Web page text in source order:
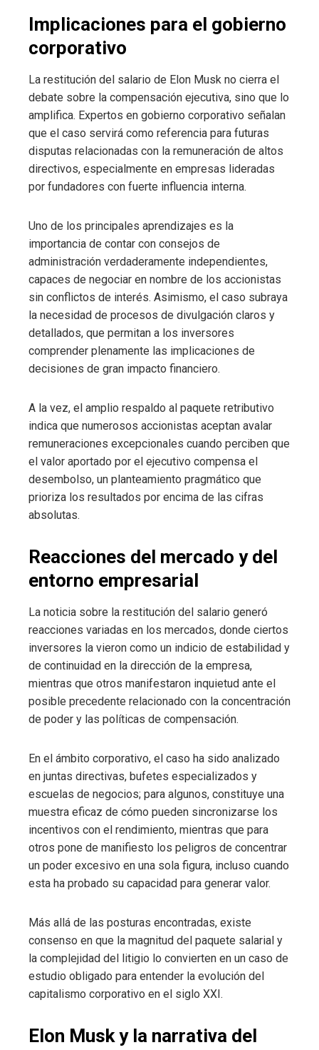
Implicaciones para el gobierno
corporativo
La restitución del salario de Elon Musk no cierra el
debate sobre la compensación ejecutiva, sino que lo
amplifica. Expertos en gobierno corporativo señalan
que el caso servirá como referencia para futuras
disputas relacionadas con la remuneración de altos
directivos, especialmente en empresas lideradas
por fundadores con fuerte influencia interna.
Uno de los principales aprendizajes es la
importancia de contar con consejos de
administración verdaderamente independientes,
capaces de negociar en nombre de los accionistas
sin conflictos de interés. Asimismo, el caso subraya
la necesidad de procesos de divulgación claros y
detallados, que permitan a los inversores
comprender plenamente las implicaciones de
decisiones de gran impacto financiero.
A la vez, el amplio respaldo al paquete retributivo
indica que numerosos accionistas aceptan avalar
remuneraciones excepcionales cuando perciben que
el valor aportado por el ejecutivo compensa el
desembolso, un planteamiento pragmático que
prioriza los resultados por encima de las cifras
absolutas.
Reacciones del mercado y del
entorno empresarial
La noticia sobre la restitución del salario generó
reacciones variadas en los mercados, donde ciertos
inversores la vieron como un indicio de estabilidad y
de continuidad en la dirección de la empresa,
mientras que otros manifestaron inquietud ante el
posible precedente relacionado con la concentración
de poder y las políticas de compensación.
En el ámbito corporativo, el caso ha sido analizado
en juntas directivas, bufetes especializados y
escuelas de negocios; para algunos, constituye una
muestra eficaz de cómo pueden sincronizarse los
incentivos con el rendimiento, mientras que para
otros pone de manifiesto los peligros de concentrar
un poder excesivo en una sola figura, incluso cuando
esta ha probado su capacidad para generar valor.
Más allá de las posturas encontradas, existe
consenso en que la magnitud del paquete salarial y
la complejidad del litigio lo convierten en un caso de
estudio obligado para entender la evolución del
capitalismo corporativo en el siglo XXI.
Elon Musk y la narrativa del